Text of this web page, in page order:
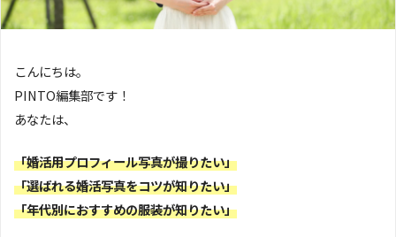
こんにちは。
PINTO編集部です！
あなたは、
「婚活用プロフィール写真が撮りたい」
「選ばれる婚活写真をコツが知りたい」
「年代別におすすめの服装が知りたい」